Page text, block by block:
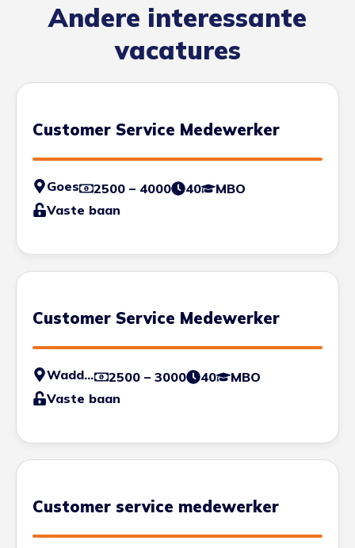
Andere interessante
vacatures
Customer Service Medewerker
Goes 2500 – 4000 40
MBO
Vaste baan
Customer Service Medewerker
Waddinxveen 2500 – 3000 40
MBO
Vaste baan
Customer service medewerker